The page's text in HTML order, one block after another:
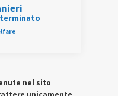
nel sito